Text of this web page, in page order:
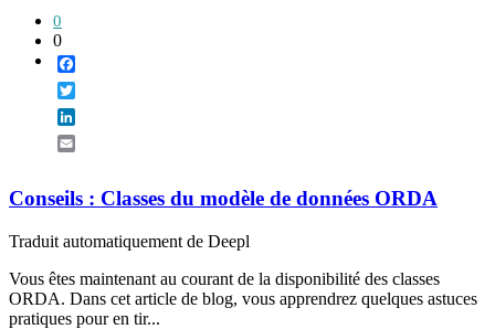
0
0
Conseils : Classes du modèle de données ORDA
Traduit automatiquement de Deepl
Vous êtes maintenant au courant de la disponibilité des classes
ORDA. Dans cet article de blog, vous apprendrez quelques astuces
pratiques pour en tir...